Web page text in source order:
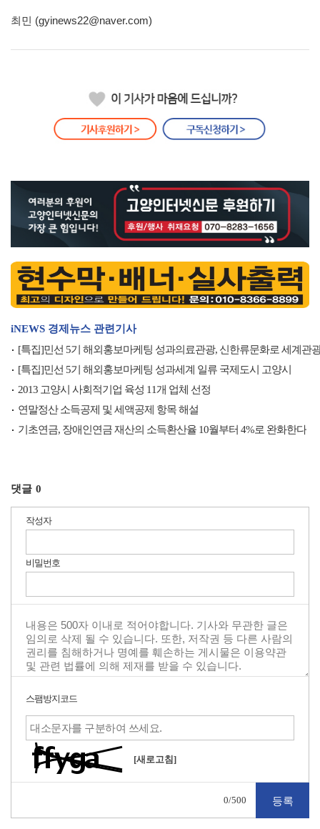
최민 (gyinews22@naver.com)
iNEWS 경제뉴스 관련기사
[특집]민선 5기 해외홍보마케팅 성과의료관광, 신한류문화로 세계관
[특집]민선 5기 해외홍보마케팅 성과세계 일류 국제도시 고양시
2013 고양시 사회적기업 육성 11개 업체 선정
연말정산 소득공제 및 세액공제 항목 해설
기초연금, 장애인연금 재산의 소득환산율 10월부터 4%로 완화한다
댓글 0
작성자
비밀번호
스팸방지코드
[새로고침]
0/500